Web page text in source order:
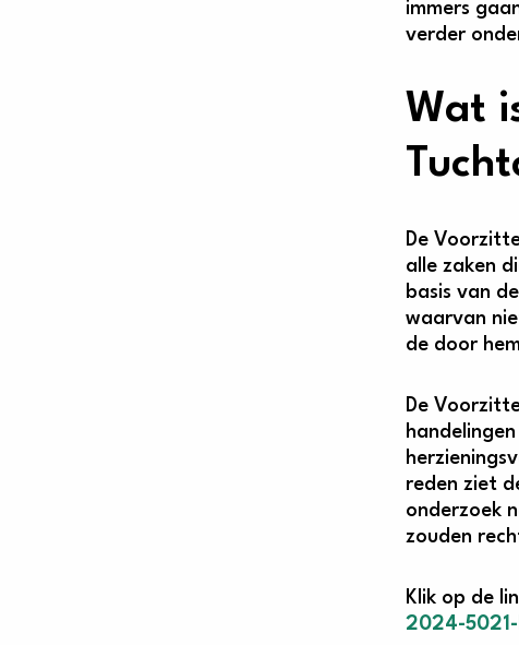
immers
verder
Wat
De
alle zaken
basis van
waarvan
de door
De
reden ziet
onderzoek
zouden
Klik op de
2024-